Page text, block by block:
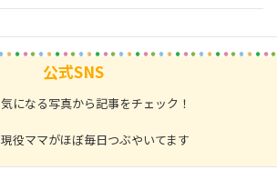
公式SNS
気になる写真から記事をチェック！
現役ママがほぼ毎日つぶやいてます